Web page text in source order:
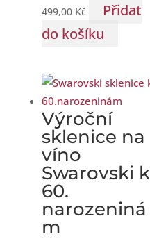
499,00 Kč
Přidat
do košíku
Výroční
sklenice na
víno
Swarovski k
60.
narozeniná
m